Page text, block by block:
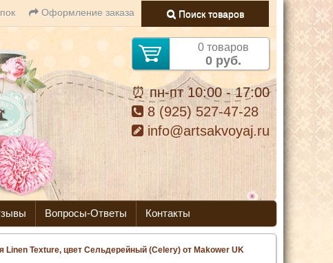
Оформление заказа Поиск товаров
0 товаров
0 руб.
⏰ пн-пт 10:00 - 17:00
8 (925) 527-47-28
info@artsakvoyaj.ru
Вопросы-Ответы Контакты
Linen Texture, цвет Сельдерейный (Celery) от Makower UK